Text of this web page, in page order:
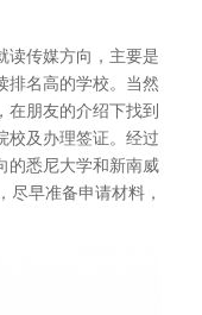
读传媒方向，主要是
排名高的学校。当然
在朋友的介绍下找到
校及办理签证。经过
的悉尼大学和新南威
尽早准备申请材料，